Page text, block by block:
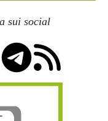
sui social